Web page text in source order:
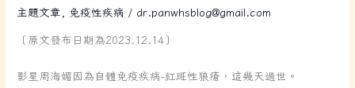
主題文章 免疫性疾病 / dr.panwhsblog@gmail.com
〔原文發布日期為2023.12.14〕
影星周海媚因為自體免疫疾病-紅斑性狼瘡，這幾天過世。
性
不